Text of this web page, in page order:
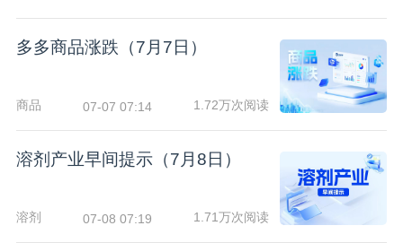
多多商品涨跌（7月7日）
商品 07-07 07:14 1.72万次阅读
溶剂产业早间提示（7月8日）
溶剂 07-08 07:19 1.71万次阅读